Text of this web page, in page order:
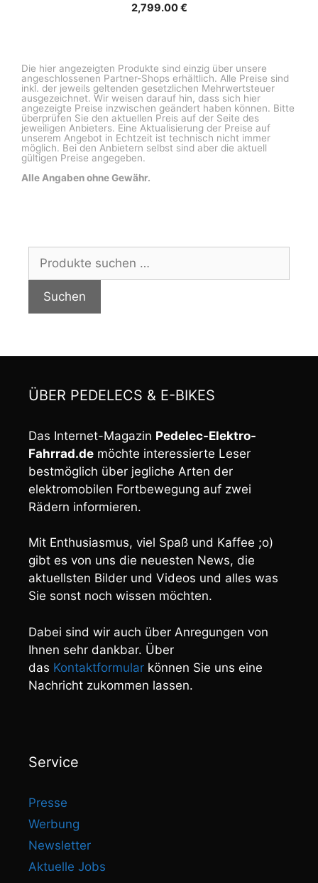
2,799.00€
Die hier angezeigten Produkte sind einzig über unsere
angeschlossenen Partner-Shops erhältlich. Alle Preise sind
inkl. der jeweils geltenden gesetzlichen Mehrwertsteuer
ausgezeichnet. Wir weisen darauf hin, dass sich hier
angezeigte Preise inzwischen geändert haben können. Bitte
überprüfen Sie den aktuellen Preis auf der Seite des
jeweiligen Anbieters. Eine Aktualisierung der Preise auf
unserem Angebot in Echtzeit ist technisch nicht immer
möglich. Bei den Anbietern selbst sind aber die aktuell
gültigen Preise angegeben.
Alle Angaben ohne Gewähr.
nach:
Suchen
ÜBER PEDELECS & E-BIKES
Das Internet-Magazin Pedelec-Elektro-
Fahrrad.de möchte interessierte Leser
bestmöglich über jegliche Arten der
elektromobilen Fortbewegung auf zwei
Rädern informieren.
Mit Enthusiasmus, viel Spaß und Kaffee ;o)
gibt es von uns die neuesten News, die
aktuellsten Bilder und Videos und alles was
Sie sonst noch wissen möchten.
Dabei sind wir auch über Anregungen von
Ihnen sehr dankbar. Über
das Kontaktformular können Sie uns eine
Nachricht zukommen lassen.
Service
Presse
Werbung
Newsletter
Aktuelle Jobs